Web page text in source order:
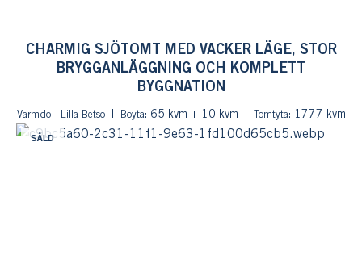
CHARMIG SJÖTOMT MED VACKER LÄGE, STOR
BRYGGANLÄGGNING OCH KOMPLETT
BYGGNATION
Värmdö - Lilla Betsö Boyta: 65 kvm + 10 kvm Tomtyta: 1777 kvm
SÅLD